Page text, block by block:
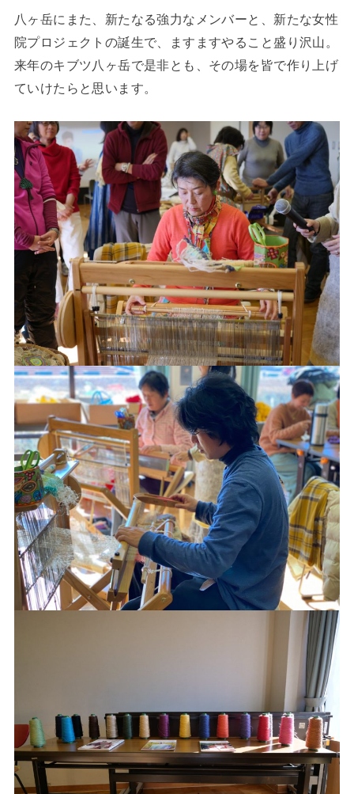
八ヶ岳にまた、新たなる強力なメンバーと、新たな女性
院プロジェクトの誕生で、ますますやること盛り沢山。
来年のキブツ八ヶ岳で是非とも、その場を皆で作り上げ
ていけたらと思います。